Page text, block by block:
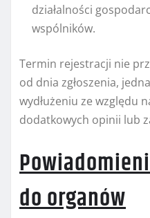
działalności
wspólników.
Termin rejestracji nie
od dnia zgłoszenia,
wydłużeniu ze względu
dodatkowych opinii lub
do organów